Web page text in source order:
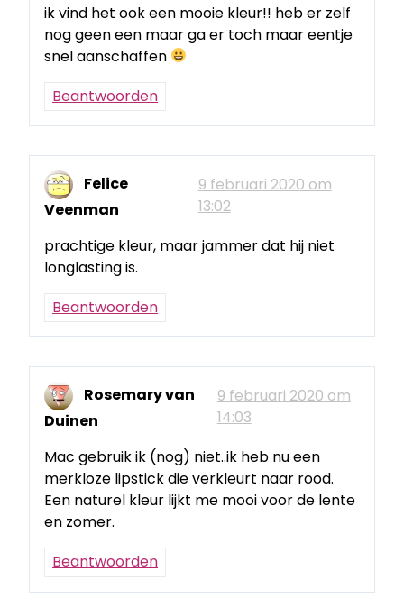
ik vind het ook een mooie kleur!! heb er zelf
nog geen een maar ga er toch maar eentje
snel aanschaffen
Beantwoorden
Felice
Veenman
9 februari 2020 om
13:02
prachtige kleur, maar jammer dat hij niet
longlasting is.
Beantwoorden
Rosemary van
Duinen
9 februari 2020 om
14:03
Mac gebruik ik (nog) niet..ik heb nu een
merkloze lipstick die verkleurt naar rood.
Een naturel kleur lijkt me mooi voor de lente
en zomer.
Beantwoorden